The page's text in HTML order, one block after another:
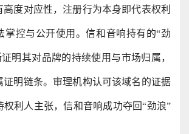
高度对应性，注册行为本身即代表权利
掌控与公开使用。信和音响持有的“劲
明其对品牌的持续使用与市场归属，
证明链条。审理机构认可该域名的证据
权利人主张，信和音响成功夺回“劲浪”